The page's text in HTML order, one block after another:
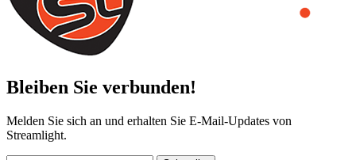
Bleiben Sie verbunden!
Melden Sie sich an und erhalten Sie E-Mail-Updates von
Streamlight.